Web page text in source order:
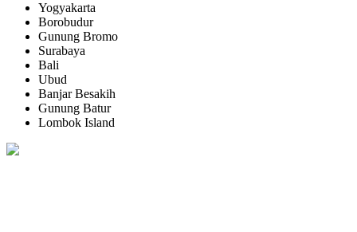
Yogyakarta
Borobudur
Gunung Bromo
Surabaya
Bali
Ubud
Banjar Besakih
Gunung Batur
Lombok Island